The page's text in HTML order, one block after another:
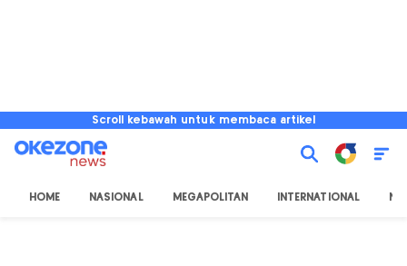
Scroll kebawah untuk membaca artikel
HOME NASIONAL MEGAPOLITAN INTERNATIONAL